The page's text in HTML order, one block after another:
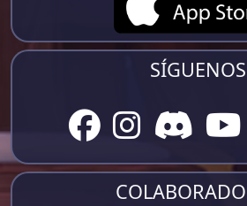
SÍGUENOS